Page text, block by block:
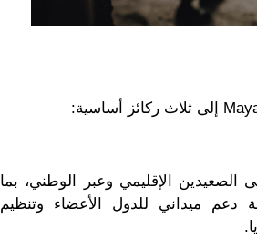
الإقليمي وعبر الوطني، بما
ميداني للدول الأعضاء وتنظيم